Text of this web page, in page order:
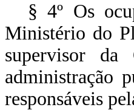
§ 4º Os
Ministério do
supervisor
administração
responsáveis